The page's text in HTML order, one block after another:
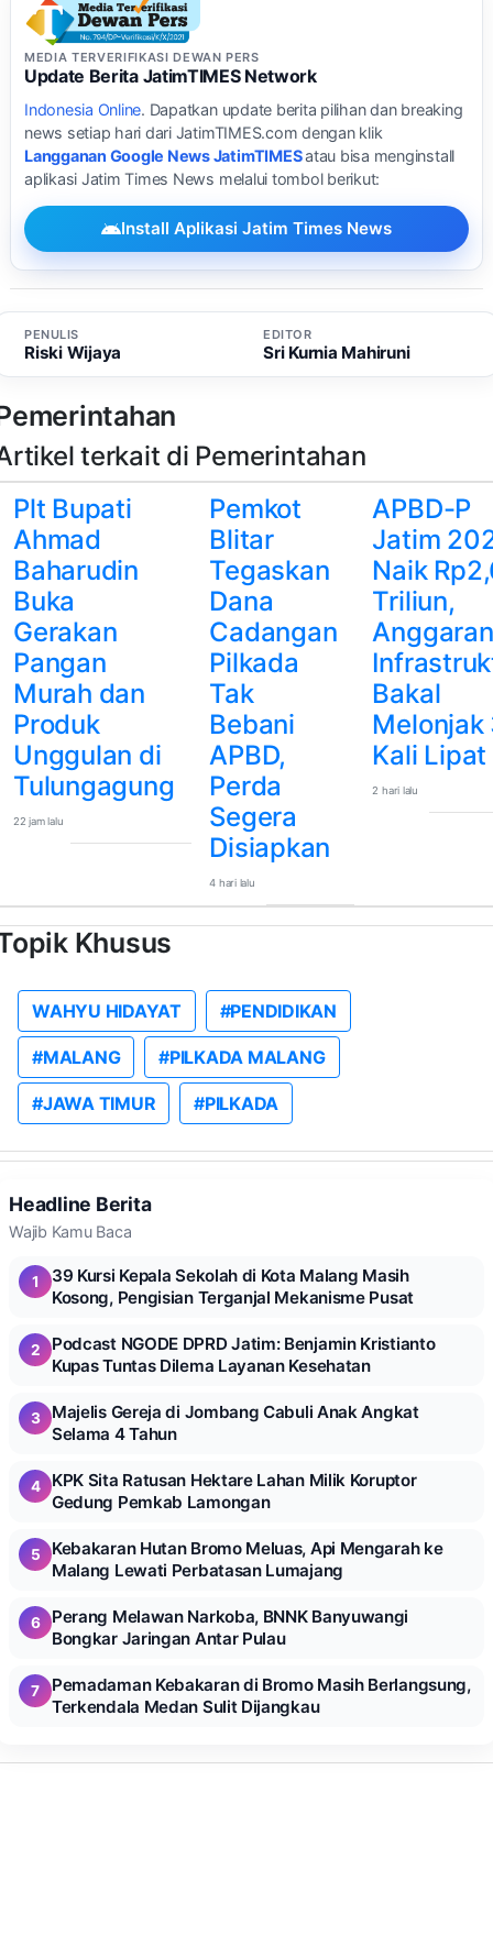
MEDIA TERVERIFIKASI DEWAN PERS
Update Berita JatimTIMES Network
Indonesia Online. Dapatkan update berita pilihan dan breaking
news setiap hari dari JatimTIMES.com dengan klik
Langganan Google News JatimTIMESatau bisa menginstall
aplikasi Jatim Times News melalui tombol berikut:
Install Aplikasi Jatim Times News
PENULIS
Riski Wijaya
EDITOR
Sri Kurnia Mahiruni
terkait di Pemerintahan
Plt Bupati
Ahmad
Baharudin
Buka
Gerakan
Pangan
Murah dan
Produk
Unggulan di
Tulungagung
22 jam lalu
Pemkot
Blitar
Tegaskan
Dana
Cadangan
Pilkada
Tak
Bebani
APBD,
Perda
Segera
Disiapkan
4 hari lalu
APBD-P
Jatim
Naik
Triliun,
Anggaran
Bakal
Melonjak
Kali Lipat
2 hari lalu
Khusus
WAHYU HIDAYAT #PENDIDIKAN
#MALANG #PILKADA MALANG
#JAWA TIMUR #PILKADA
Headline Berita
Wajib Kamu Baca
1
39 Kursi Kepala Sekolah di Kota Malang Masih
Kosong, Pengisian Terganjal Mekanisme Pusat
2
Podcast NGODE DPRD Jatim: Benjamin Kristianto
Kupas Tuntas Dilema Layanan Kesehatan
3
Majelis Gereja di Jombang Cabuli Anak Angkat
Selama 4 Tahun
4
KPK Sita Ratusan Hektare Lahan Milik Koruptor
Gedung Pemkab Lamongan
5
Kebakaran Hutan Bromo Meluas, Api Mengarah ke
Malang Lewati Perbatasan Lumajang
6
Perang Melawan Narkoba, BNNK Banyuwangi
Bongkar Jaringan Antar Pulau
7
Pemadaman Kebakaran di Bromo Masih Berlangsung,
Terkendala Medan Sulit Dijangkau